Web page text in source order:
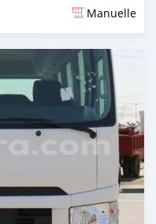
Manuelle